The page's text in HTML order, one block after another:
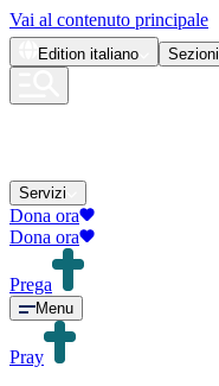
Vai al contenuto principale
Edition italiano Sezioni
Servizi
Dona ora
Dona ora
Prega
Menu
Pray